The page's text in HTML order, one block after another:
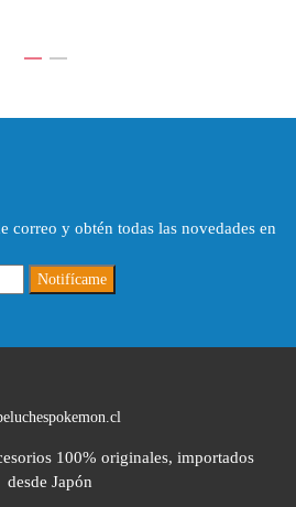
correo y obtén todas las novedades en
Notifícame
100% originales, importados
desde Japón